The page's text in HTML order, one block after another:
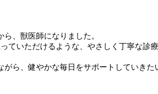
、獣医師になりました。
いただけるような、やさしく丁寧な診
ら、健やかな毎日をサポートしていきた